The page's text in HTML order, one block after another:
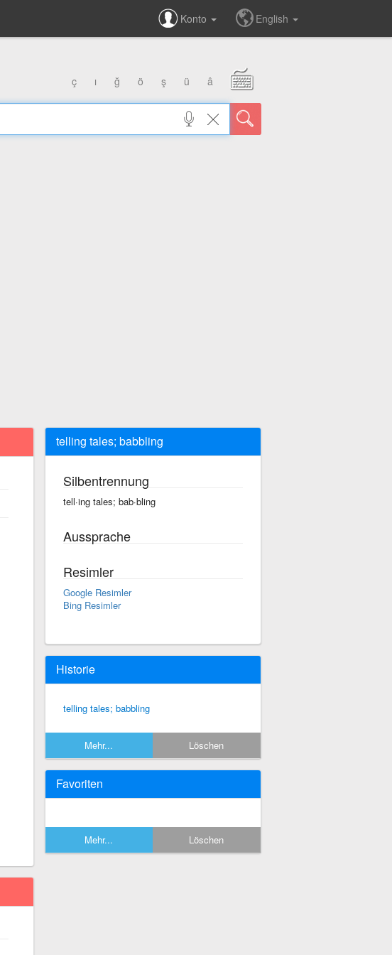
Konto English
ç ı ğ ö ş ü â
telling tales; babbling
Silbentrennung
tell·ing tales; bab·bling
Aussprache
Resimler
Google Resimler
Bing Resimler
Historie
telling tales; babbling
Mehr... Löschen
Favoriten
Mehr... Löschen